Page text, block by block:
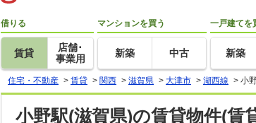
借りる
賃貸
店舗･
事業用
マンションを買う
新築 中古
一戸建てを
新築
住宅・不動産 > 賃貸 > 関西 > 滋賀県 > 大津市 > 湖西線 > 小
小野駅(滋賀県)の賃貸物件(